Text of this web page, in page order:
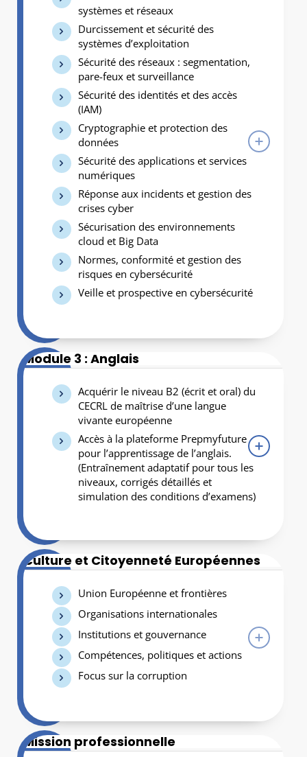
systèmes et réseaux
Durcissement et sécurité des
systèmes d’exploitation
Sécurité des réseaux : segmentation,
pare-feux et surveillance
Sécurité des identités et des accès
(IAM)
Cryptographie et protection des
données
Sécurité des applications et services
numériques
Réponse aux incidents et gestion des
crises cyber
Sécurisation des environnements
cloud et Big Data
Normes, conformité et gestion des
risques en cybersécurité
Veille et prospective en cybersécurité
Module 3 : Anglais
Acquérir le niveau B2 (écrit et oral) du
CECRL de maîtrise d’une langue
vivante européenne
Accès à la plateforme Prepmyfuture
pour l’apprentissage de l’anglais.
(Entraînement adaptatif pour tous les
niveaux, corrigés détaillés et
simulation des conditions d’examens)
Culture et Citoyenneté Européennes
Union Européenne et frontières
Organisations internationales
Institutions et gouvernance
Compétences, politiques et actions
Focus sur la corruption
Mission professionnelle